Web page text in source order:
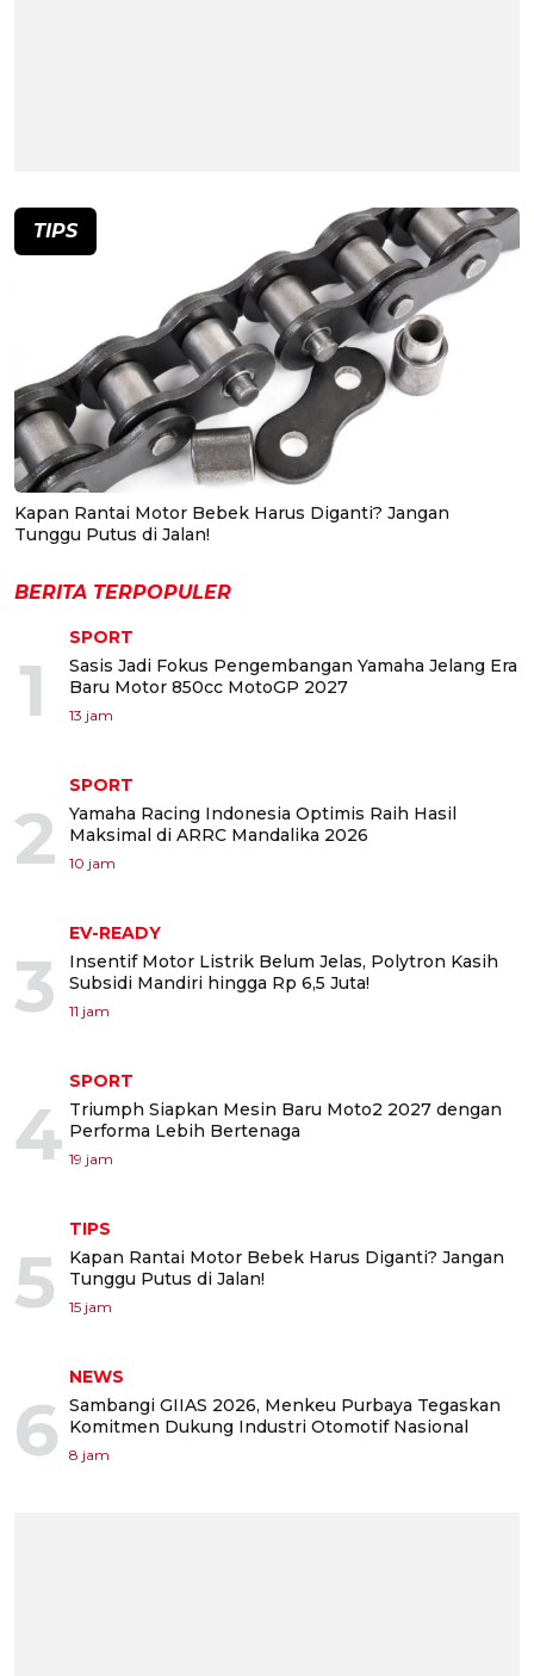
TIPS
Kapan Rantai Motor Bebek Harus Diganti? Jangan
Tunggu Putus di Jalan!
BERITA TERPOPULER
1
SPORT
Sasis Jadi Fokus Pengembangan Yamaha Jelang Era
Baru Motor 850cc MotoGP 2027
13 jam
2
SPORT
Yamaha Racing Indonesia Optimis Raih Hasil
Maksimal di ARRC Mandalika 2026
10 jam
3
EV-READY
Insentif Motor Listrik Belum Jelas, Polytron Kasih
Subsidi Mandiri hingga Rp 6,5 Juta!
11 jam
4
SPORT
Triumph Siapkan Mesin Baru Moto2 2027 dengan
Performa Lebih Bertenaga
19 jam
5
TIPS
Kapan Rantai Motor Bebek Harus Diganti? Jangan
Tunggu Putus di Jalan!
15 jam
6
NEWS
Sambangi GIIAS 2026, Menkeu Purbaya Tegaskan
Komitmen Dukung Industri Otomotif Nasional
8 jam